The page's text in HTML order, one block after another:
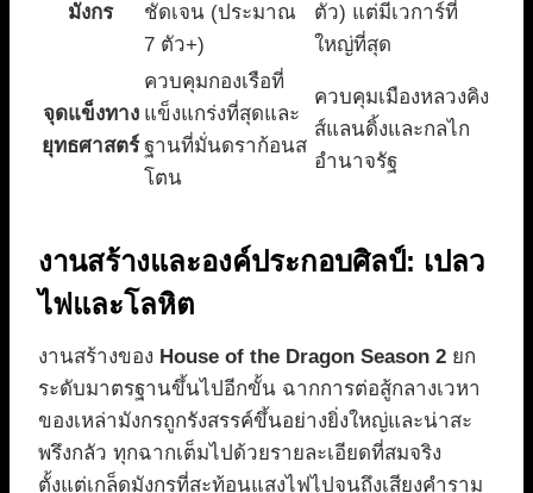
มังกร
ชัดเจน (ประมาณ
7 ตัว+)
ตัว) แต่มีเวการ์ที่
ใหญ่ที่สุด
จุดแข็งทาง
ยุทธศาสตร์
ควบคุมกองเรือที่
แข็งแกร่งที่สุดและ
ฐานที่มั่นดราก้อนส
โตน
ควบคุมเมืองหลวงคิง
ส์แลนดิ้งและกลไก
อำนาจรัฐ
งานสร้างและองค์ประกอบศิลป์: เปลว
ไฟและโลหิต
งานสร้างของ House of the Dragon Season 2 ยก
ระดับมาตรฐานขึ้นไปอีกขั้น ฉากการต่อสู้กลางเวหา
ของเหล่ามังกรถูกรังสรรค์ขึ้นอย่างยิ่งใหญ่และน่าสะ
พรึงกลัว ทุกฉากเต็มไปด้วยรายละเอียดที่สมจริง
ตั้งแต่เกล็ดมังกรที่สะท้อนแสงไฟไปจนถึงเสียงคำราม